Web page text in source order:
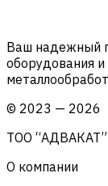
Ваш надежный
оборудования
© 2023 — 2026
ТОО “АДВАКАТ”
О компании